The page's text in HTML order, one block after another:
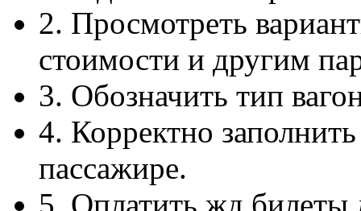
2. Просмотреть
стоимости и другим
3. Обозначить тип
4. Корректно
пассажире.
5. Оплатить жд